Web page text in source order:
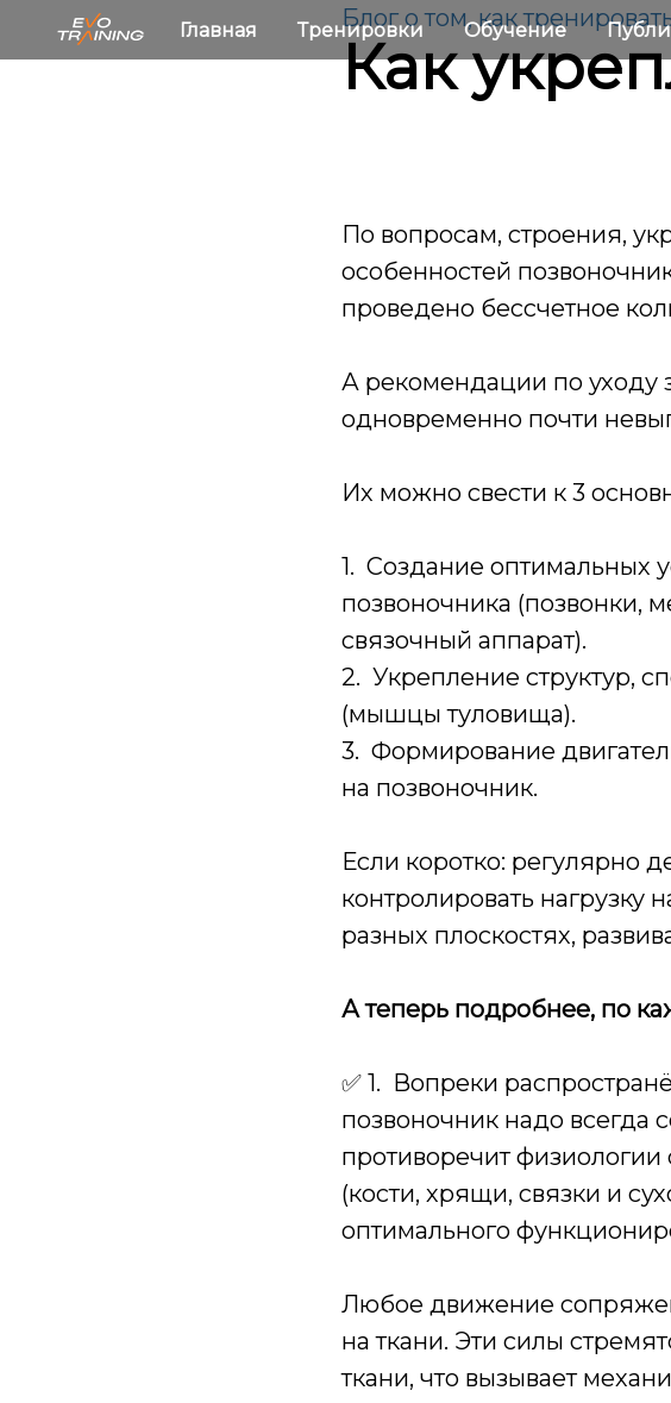
Главная Тренировки Обучение
Блог о том, как
Как
По вопросам, строения,
особенностей
проведено бессчетное
А рекомендации по уходу
одновременно почти
Их можно свести к 3
1. Создание оптимальных
позвоночника (позвонки,
связочный аппарат).
2. Укрепление структур,
(мышцы туловища).
3. Формирование
на позвоночник.
Если коротко: регулярно
контролировать нагрузку
разных плоскостях,
А теперь подробнее, по
✅ 1. Вопреки
позвоночник надо всегда
противоречит
(кости, хрящи, связки и
оптимального
Любое движение
на ткани. Эти силы
ткани, что вызывает